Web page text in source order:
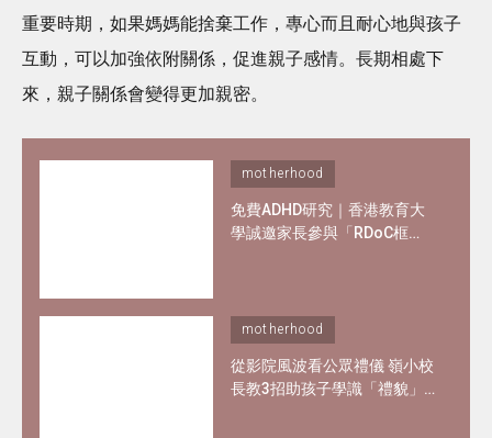
重要時期，如果媽媽能捨棄工作，專心而且耐心地與孩子
互動，可以加強依附關係，促進親子感情。長期相處下
來，親子關係會變得更加親密。
motherhood
免費ADHD研究｜香港教育大
學誠邀家長參與「RDoC框
motherhood
從影院風波看公眾禮儀 嶺小校
長教3招助孩子學識「禮貌」